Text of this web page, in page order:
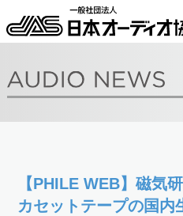
【PHILE WEB】磁気
カセットテープの国内